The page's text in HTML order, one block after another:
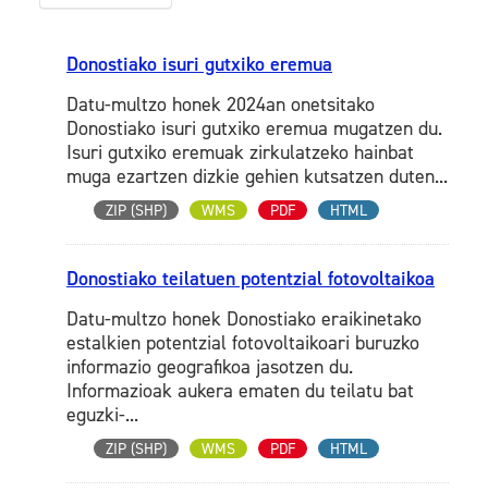
Donostiako isuri gutxiko eremua
Datu-multzo honek 2024an onetsitako
Donostiako isuri gutxiko eremua mugatzen du.
Isuri gutxiko eremuak zirkulatzeko hainbat
muga ezartzen dizkie gehien kutsatzen duten...
ZIP (SHP) WMS PDF HTML
Donostiako teilatuen potentzial fotovoltaikoa
Datu-multzo honek Donostiako eraikinetako
estalkien potentzial fotovoltaikoari buruzko
informazio geografikoa jasotzen du.
Informazioak aukera ematen du teilatu bat
eguzki-...
ZIP (SHP) WMS PDF HTML